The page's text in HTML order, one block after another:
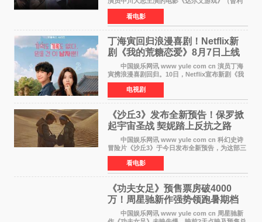
文彦执导）将于明年3月12日上映，该消息于7月9
日公布。 本片为累计发行量突破1000万册的
同名漫画的真
看电影
丁海寅回归浪漫喜剧！Netflix新
剧《我的荒糖恋爱》8月7日上线
中国娱乐网讯 www yule com cn 演员丁海
寅携浪漫喜剧回归。10日，Netflix宣布新剧《我
的荒糖恋爱》将于下月7日上线。 《我的荒糖
恋爱》是一部浪漫喜剧，讲述患上失忆症的检察
官高恩彩与
电视剧
《沙丘3》发布全新预告！保罗掀
起宇宙圣战 契妮踏上反抗之路
中国娱乐网讯 www yule com cn 科幻史诗
冒险片《沙丘3》于今日发布全新预告，为这部三
部曲最终章揭开神秘面纱。预告中展现了17年过
去后，保罗·厄崔迪以穆阿迪布之名登基称帝，发
动了一场
看电影
《功夫女足》预售票房破4000
万！周星驰新作强势领跑暑期档
中国娱乐网讯 www yule com cn 周星驰新